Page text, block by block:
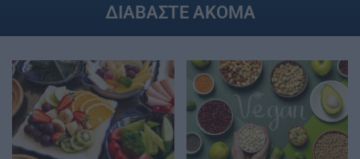
ΔΙΑΒΑΣΤΕ ΑΚΟΜΑ